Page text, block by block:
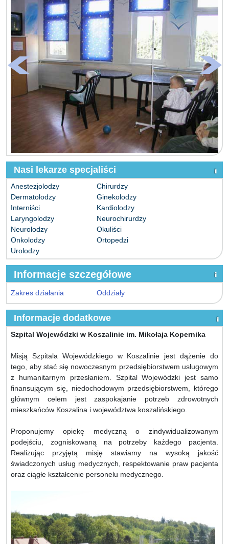
Nasi lekarze specjaliści
Anestezjolodzy
Chirurdzy
Dermatolodzy
Ginekolodzy
Interniści
Kardiolodzy
Laryngolodzy
Neurochirurdzy
Neurolodzy
Okuliści
Onkolodzy
Ortopedzi
Urolodzy
Informacje szczegółowe
Zakres działania Oddziały
Informacje dodatkowe
Szpital Wojewódzki w Koszalinie im. Mikołaja Kopernika
Misją Szpitala Wojewódzkiego w Koszalinie jest dążenie do
tego, aby stać się nowoczesnym przedsiębiorstwem usługowym
z humanitarnym przesłaniem. Szpital Wojewódzki jest samo
finansującym się, niedochodowym przedsiębiorstwem, którego
głównym celem jest zaspokajanie potrzeb zdrowotnych
mieszkańców Koszalina i województwa koszalińskiego.
Proponujemy opiekę medyczną o zindywidualizowanym
podejściu, zogniskowaną na potrzeby każdego pacjenta.
Realizując przyjętą misję stawiamy na wysoką jakość
świadczonych usług medycznych, respektowanie praw pacjenta
oraz ciągłe kształcenie personelu medycznego.